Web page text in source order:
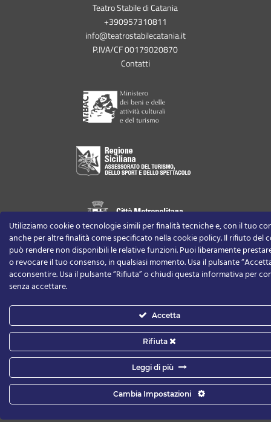
Teatro Stabile di Catania
+390957310811
info@teatrostabilecatania.it
P.IVA/CF 00179020870
Contatti
Cookie Policy-Informativa per la privacy
Utilizziamo cookie o tecnologie simili per finalità tecniche e, con il tuo
anche per altre finalità come specificato nella cookie policy. Il rifiuto del
può rendere non disponibili le relative funzioni.Puoi liberamente
o revocare il tuo consenso, in qualsiasi momento.Usa il pulsante
acconsentire. Usa il pulsante “Rifiuta” o chiudi questa informativa per
senza accettare.
Accetta
Rifiuta
Leggi di più
Cambia Impostazioni